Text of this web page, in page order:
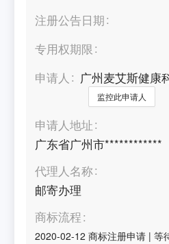
注册公告日期
专用权期限
申请人
广州麦艾斯健康
监控此申请人
申请人地址
广东省广州市************
代理人名称
邮寄办理
商标流程
2020-02-12 商标注册申请 |等